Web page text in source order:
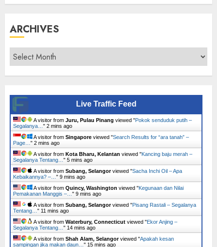
ARCHIVES
Archives
Live Traffic Feed
A visitor from Juru, Pulau Pinang viewed "Pokok senduduk putih –
Segalanya… " 2 mins ago
A visitor from Singapore viewed "Search Results for “ara tanah” –
Page… " 2 mins ago
A visitor from Kota Bharu, Kelantan viewed "Kancing baju merah –
Segalanya Tentang… " 5 mins ago
A visitor from Subang, Selangorviewed "Sacha Inchi Oil – Apa
Kebaikannya? –… " 9 mins ago
A visitor from Quincy, Washington viewed "Kegunaan dan Nilai
Pemakanan Manggis –… " 9 mins ago
A visitor from Subang, Selangorviewed "Pisang Rastali – Segalanya
Tentang… " 11 mins ago
A visitor from Waterbury, Connecticut viewed "Ekor Anjing –
Segalanya Tentang… " 14 mins ago
A visitor from Shah Alam, Selangorviewed "Apakah kesan
sampingan jika makan daun… " 15 mins ago